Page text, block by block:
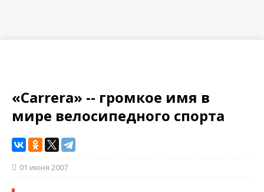
«Carrera» -- громкое имя в
мире велосипедного спорта
01 июня 2007